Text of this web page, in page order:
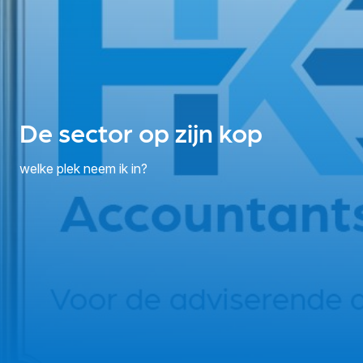
De sector op zijn kop
welke plek neem ik in?